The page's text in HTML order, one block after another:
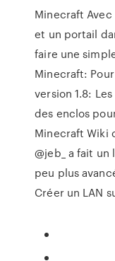
Minecraft
et un portail
faire une
Minecraft:
version 1.8:
des enclos
Minecraft Wiki
@jeb_ a fait
peu plus
Créer un LAN